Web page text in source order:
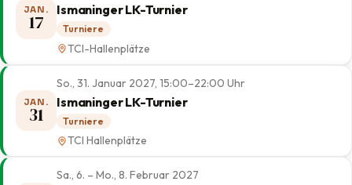
JAN.
17
Ismaninger LK-Turnier
Turniere
TCI-Hallenplätze
JAN.
31
So., 31. Januar 2027, 15:00–22:00 Uhr
Ismaninger LK-Turnier
Turniere
TCI Hallenplätze
Sa., 6. – Mo., 8. Februar 2027